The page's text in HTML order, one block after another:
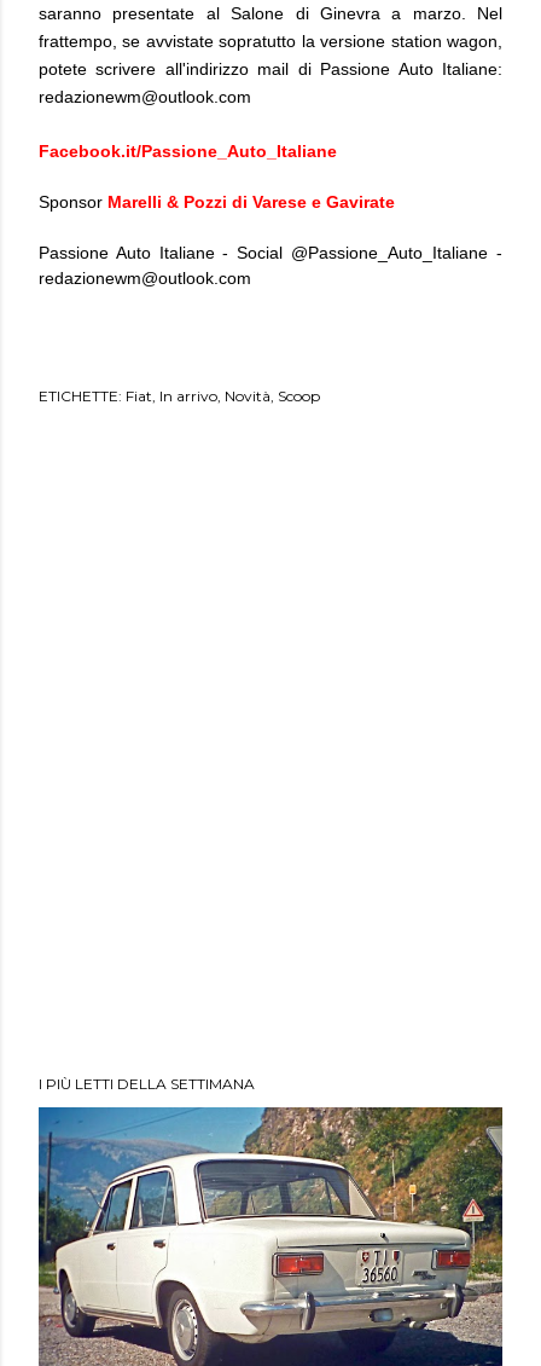
saranno presentate al Salone di Ginevra a marzo. Nel
frattempo, se avvistate sopratutto la versione station wagon,
potete scrivere all'indirizzo mail di Passione Auto Italiane:
redazionewm@outlook.com
Facebook.it/Passione_Auto_Italiane
Sponsor Marelli & Pozzi di Varese e Gavirate
Passione Auto Italiane - Social @Passione_Auto_Italiane -
redazionewm@outlook.com
ETICHETTE: Fiat In arrivo Novità Scoop
I PIÙ LETTI DELLA SETTIMANA